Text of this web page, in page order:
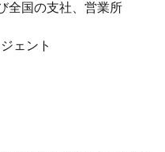
全国の支社、営業所
ェント